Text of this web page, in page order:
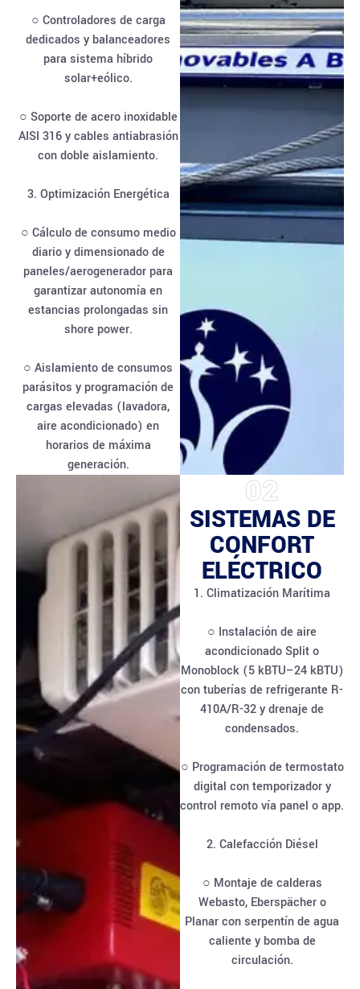
○ Controladores de carga
dedicados y balanceadores
para sistema híbrido
solar+eólico.
○ Soporte de acero inoxidable
AISI 316 y cables antiabrasión
con doble aislamiento.
3. Optimización Energética
○ Cálculo de consumo medio
diario y dimensionado de
paneles/aerogenerador para
garantizar autonomía en
estancias prolongadas sin
shore power.
○ Aislamiento de consumos
parásitos y programación de
cargas elevadas (lavadora,
aire acondicionado) en
horarios de máxima
generación.
02
SISTEMAS DE
CONFORT
ELÉCTRICO
1. Climatización Marítima
○ Instalación de aire
acondicionado Split o
Monoblock (5 kBTU–24 kBTU)
con tuberías de refrigerante R-
410A/R-32 y drenaje de
condensados.
○ Programación de termostato
digital con temporizador y
control remoto vía panel o app.
2. Calefacción Diésel
○ Montaje de calderas
Webasto, Eberspächer o
Planar con serpentín de agua
caliente y bomba de
circulación.